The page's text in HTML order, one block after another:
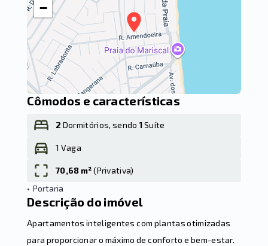
−
Cômodos e características
2 Dormitórios, sendo1Suíte
1 Vaga
70,68 m²(Privativa)
• Portaria
Descrição do imóvel
Apartamentos inteligentes com plantas otimizadas
para proporcionar o máximo de conforto e bem-estar.